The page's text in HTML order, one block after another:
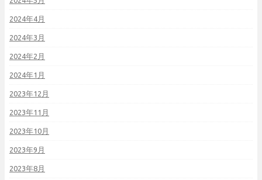
2024年4月
2024年3月
2024年2月
2024年1月
2023年12月
2023年11月
2023年10月
2023年9月
2023年8月